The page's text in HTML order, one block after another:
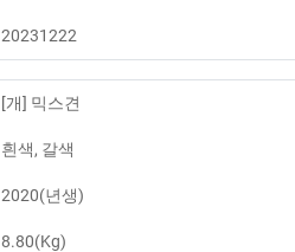
20231222
[개] 믹스견
흰색, 갈색
2020(년생)
8.80(Kg)